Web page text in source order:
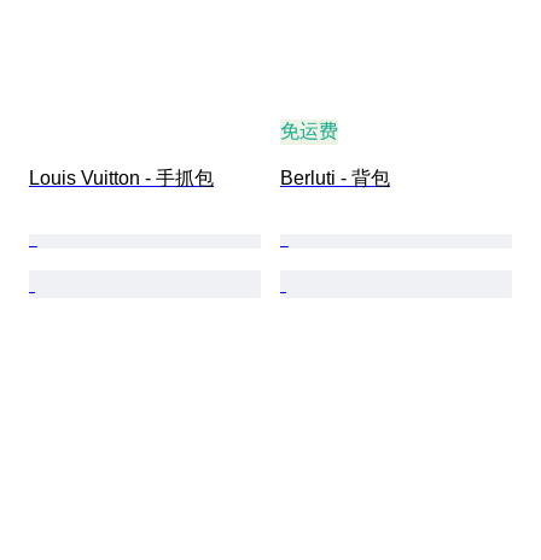
Louis Vuitton - 手抓包
免运费
Berluti - 背包